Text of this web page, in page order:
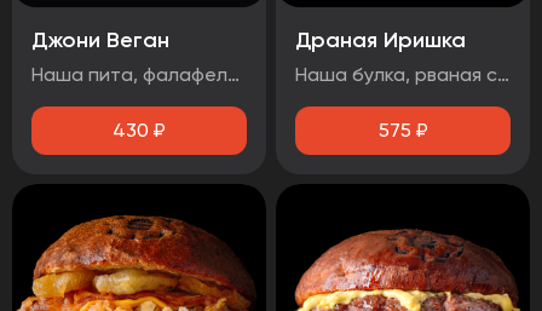
Джони Веган
Наша пита, фалафель, лист салата, помидор, свежий огурец, соус 1000 островов.
430 ₽
Драная Иришка
Наша булка, рваная свинина, салат Коул Слоу, сыр чеддер, соус барбекю.
575 ₽